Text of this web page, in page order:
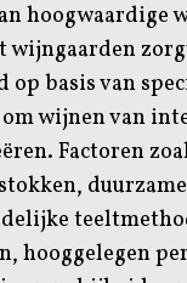
hoogwaardige
wijngaarden
op basis van
wijnen van
Factoren
hooggelegen